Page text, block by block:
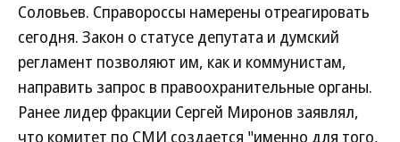
Соловьев. Справороссы намерены отреагировать
сегодня. Закон о статусе депутата и думский
регламент позволяют им, как и коммунистам,
направить запрос в правоохранительные органы.
Ранее лидер фракции Сергей Миронов заявлял,
что комитет по СМИ создается "именно для того,